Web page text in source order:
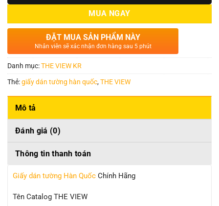
MUA NGAY
ĐẶT MUA SẢN PHẨM NÀY
Nhân viên sẽ xác nhận đơn hàng sau 5 phút
Danh mục:THE VIEW KR
Thẻ:giấy dán tường hàn quốc,THE VIEW
Mô tả
Đánh giá (0)
Thông tin thanh toán
Giấy dán tường Hàn Quốc Chính Hãng
Tên Catalog THE VIEW